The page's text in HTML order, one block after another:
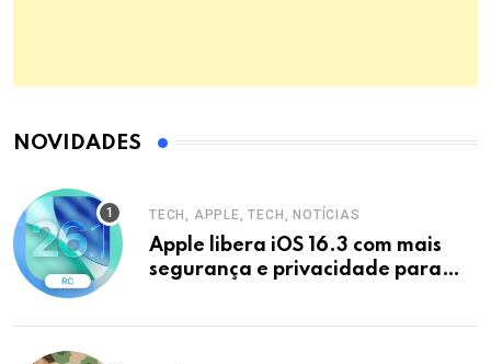
NOVIDADES
TECH, APPLE, TECH, NOTÍCIAS
Apple libera iOS 16.3 com mais
segurança e privacidade para